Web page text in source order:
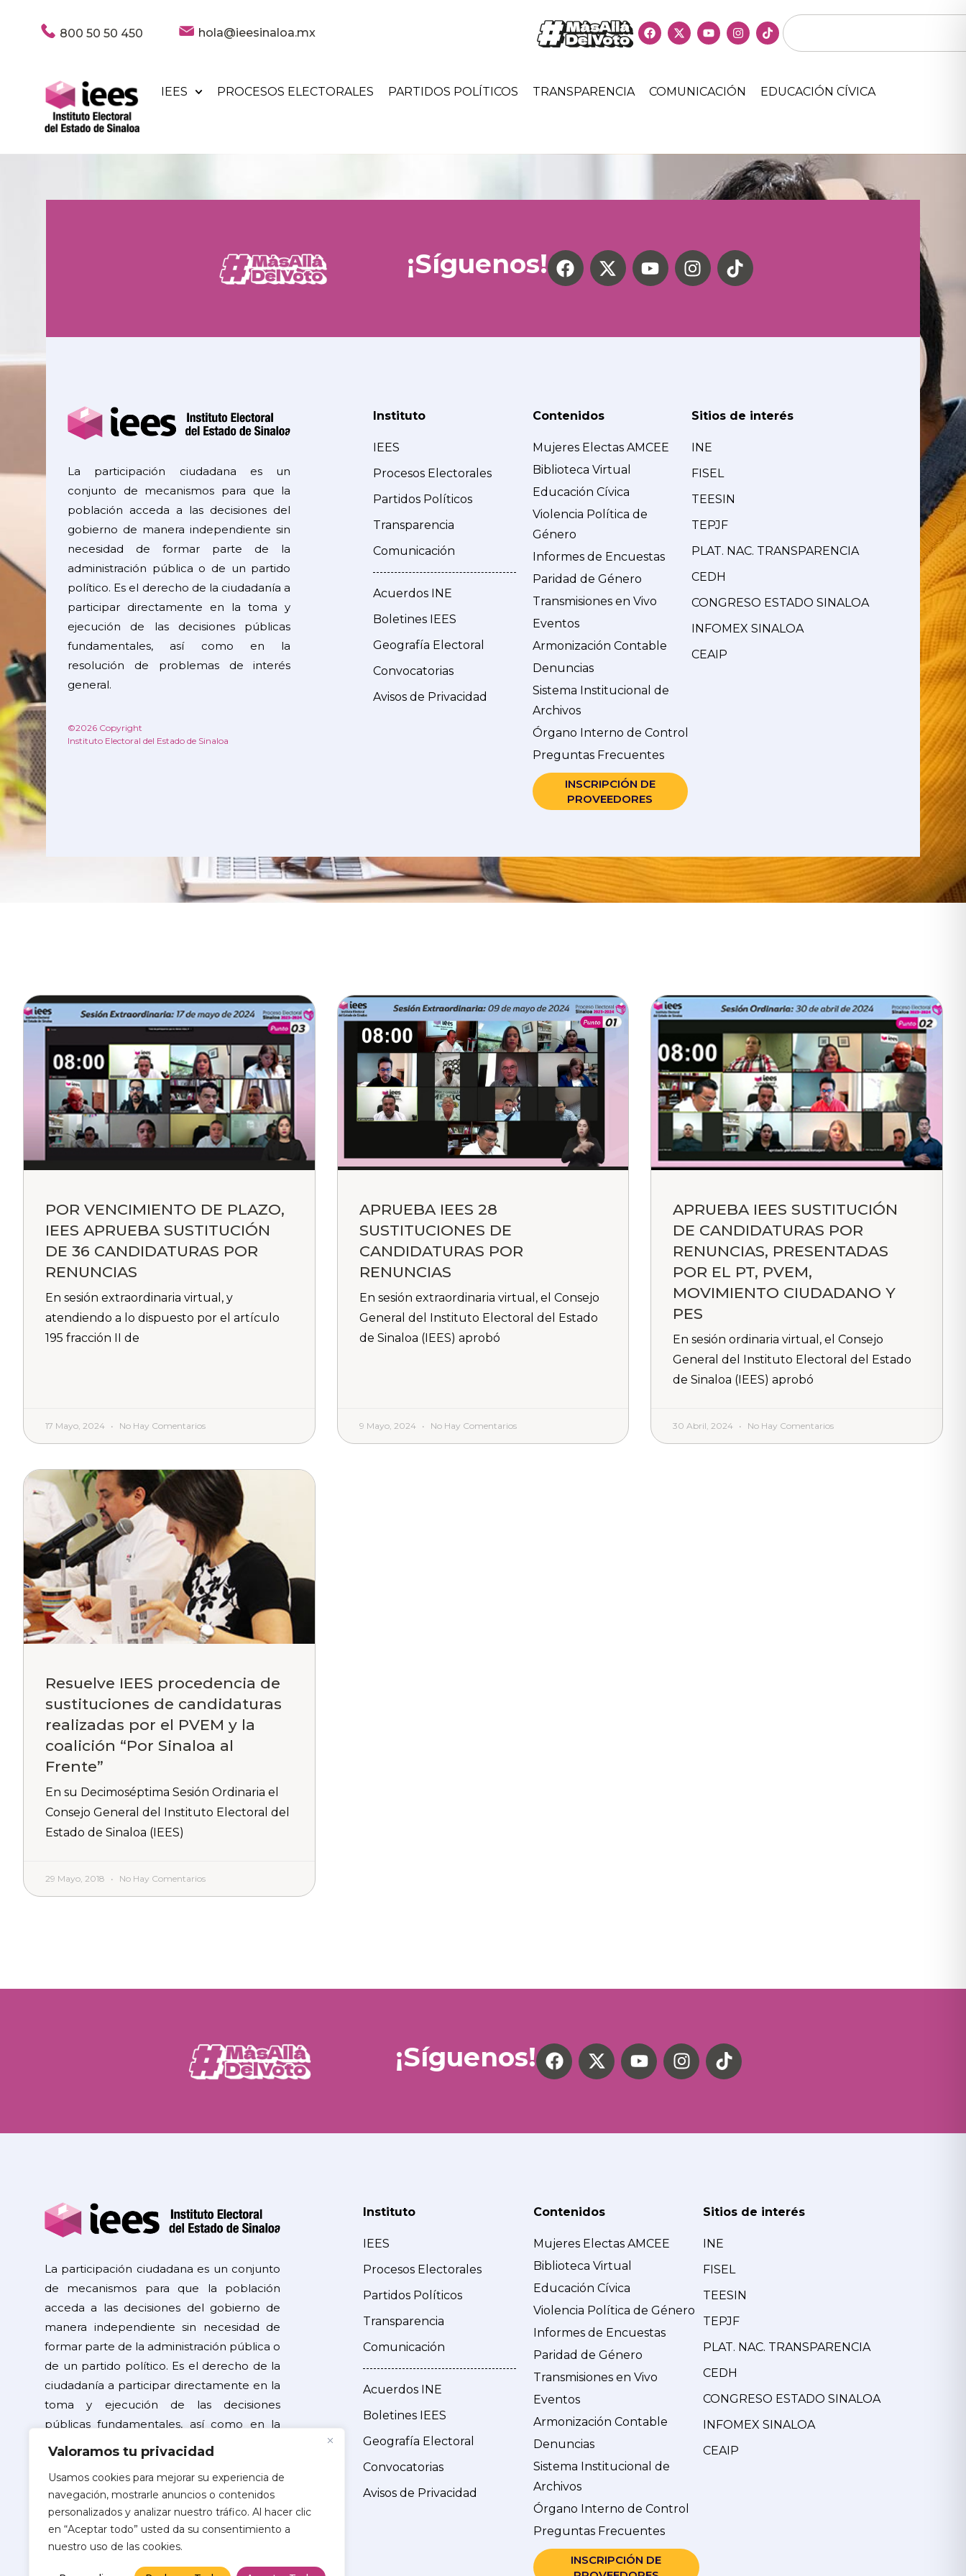
Valoramos tu privacidad
Usamos cookies para mejorar su experiencia de
navegación, mostrarle anuncios o contenidos
personalizados y analizar nuestro tráfico. Al hacer clic
en “Aceptar todo” usted da su consentimiento a
nuestro uso de las cookies.
800 50 50 450 hola@ieesinaloa.mx
IEES PROCESOS ELECTORALES PARTIDOS POLÍTICOS TRANSPARENCIA COMUNICACIÓN EDUCACIÓN CÍVICA
¡Síguenos!
La participación ciudadana es un
conjunto de mecanismos para que la
población acceda a las decisiones del
gobierno de manera independiente sin
necesidad de formar parte de la
administración pública o de un partido
político. Es el derecho de la ciudadanía a
participar directamente en la toma y
ejecución de las decisiones públicas
fundamentales, así como en la
resolución de problemas de interés
general.
©2026 Copyright
Instituto Electoral del Estado de Sinaloa
Instituto
IEES
Procesos Electorales
Partidos Políticos
Transparencia
Comunicación
Acuerdos INE
Boletines IEES
Geografía Electoral
Convocatorias
Avisos de Privacidad
Contenidos
Mujeres Electas AMCEE
Biblioteca Virtual
Educación Cívica
Violencia Política de
Género
Informes de Encuestas
Paridad de Género
Transmisiones en Vivo
Eventos
Armonización Contable
Denuncias
Sistema Institucional de
Archivos
Órgano Interno de Control
Preguntas Frecuentes
INSCRIPCIÓN DE
PROVEEDORES
Sitios de interés
INE
FISEL
TEESIN
TEPJF
PLAT. NAC. TRANSPARENCIA
CEDH
CONGRESO ESTADO SINALOA
INFOMEX SINALOA
CEAIP
POR VENCIMIENTO DE PLAZO,
IEES APRUEBA SUSTITUCIÓN
DE 36 CANDIDATURAS POR
RENUNCIAS
En sesión extraordinaria virtual, y
atendiendo a lo dispuesto por el artículo
195 fracción II de
17 Mayo, 2024 No Hay Comentarios
APRUEBA IEES 28
SUSTITUCIONES DE
CANDIDATURAS POR
RENUNCIAS
En sesión extraordinaria virtual, el Consejo
General del Instituto Electoral del Estado
de Sinaloa (IEES) aprobó
9 Mayo, 2024 No Hay Comentarios
APRUEBA IEES SUSTITUCIÓN
DE CANDIDATURAS POR
RENUNCIAS, PRESENTADAS
POR EL PT, PVEM,
MOVIMIENTO CIUDADANO Y
PES
En sesión ordinaria virtual, el Consejo
General del Instituto Electoral del Estado
de Sinaloa (IEES) aprobó
30 Abril, 2024 No Hay Comentarios
Resuelve IEES procedencia de
sustituciones de candidaturas
realizadas por el PVEM y la
coalición “Por Sinaloa al
Frente”
En su Decimoséptima Sesión Ordinaria el
Consejo General del Instituto Electoral del
Estado de Sinaloa (IEES)
29 Mayo, 2018 No Hay Comentarios
¡Síguenos!
La participación ciudadana es un conjunto
de mecanismos para que la población
acceda a las decisiones del gobierno de
manera independiente sin necesidad de
formar parte de la administración pública o
de un partido político. Es el derecho de la
ciudadanía a participar directamente en la
toma y ejecución de las decisiones
públicas fundamentales, así como en la
resolución de problemas de interés
©2026 Copyright
Instituto Electoral del Estado de Sinaloa
Instituto
IEES
Procesos Electorales
Partidos Políticos
Transparencia
Comunicación
Acuerdos INE
Boletines IEES
Geografía Electoral
Convocatorias
Avisos de Privacidad
Contenidos
Mujeres Electas AMCEE
Biblioteca Virtual
Educación Cívica
Violencia Política de Género
Informes de Encuestas
Paridad de Género
Transmisiones en Vivo
Eventos
Armonización Contable
Denuncias
Sistema Institucional de
Archivos
Órgano Interno de Control
Preguntas Frecuentes
INSCRIPCIÓN DE
Sitios de interés
INE
FISEL
TEESIN
TEPJF
PLAT. NAC. TRANSPARENCIA
CEDH
CONGRESO ESTADO SINALOA
INFOMEX SINALOA
CEAIP